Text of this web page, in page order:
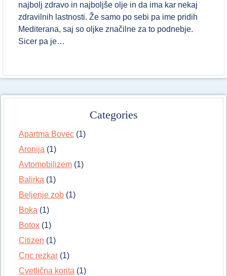
najbolj zdravo in najboljše olje in da ima kar nekaj
zdravilnih lastnosti. Že samo po sebi pa ime pridih
Mediterana, saj so oljke značilne za to podnebje.
Sicer pa je…
Categories
Apartma Bovec (1)
Aronija (1)
Avtomobilizem (1)
Balirka (1)
Beljenje zob (1)
Boka (1)
Botox (1)
Citizen (1)
Cnc rezkar (1)
Cvetlična korita (1)